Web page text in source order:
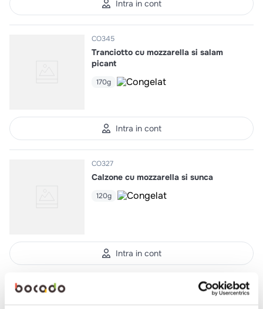
Intra in cont
CO345
Tranciotto cu mozzarella si salam
picant
170g
Intra in cont
CO327
Calzone cu mozzarella si sunca
120g
Intra in cont